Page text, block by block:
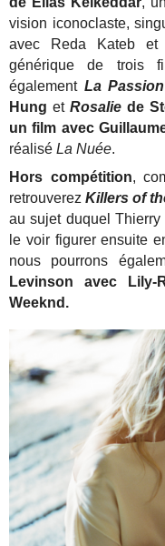
vision iconoclaste,
avec Reda Kateb et
générique de trois
également La
Hung et Rosaliede
un film avec
réaliséLa Nuée.
Hors compétition,
retrouverez Killers of
au sujet duquel
le voir figurer ensuite
nous pourrons
Levinson avec
Weeknd.